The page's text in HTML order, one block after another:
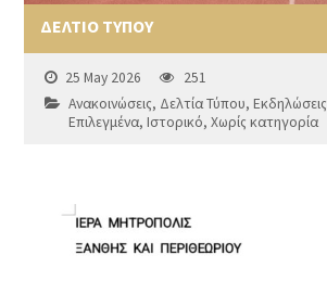
ΔΕΛΤΙΟ ΤΥΠΟΥ
25 May 2026
251
Ανακοινώσεις, Δελτία Τύπου,Εκδηλώσεις
Επιλεγμένα,Ιστορικό,Χωρίς κατηγορία